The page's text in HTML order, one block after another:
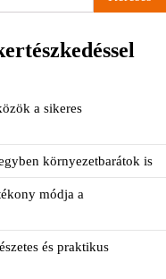
a sikeres
környezetbarátok is
módja a
és praktikus